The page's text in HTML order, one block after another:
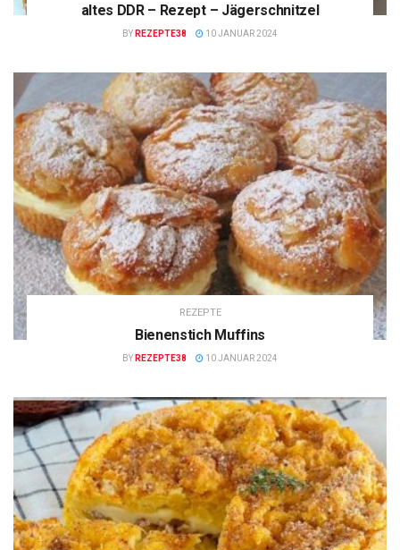
altes DDR – Rezept – Jägerschnitzel
BY REZEPTE38 10 JANUAR 2024
REZEPTE
Bienenstich Muffins
BY REZEPTE38 10 JANUAR 2024